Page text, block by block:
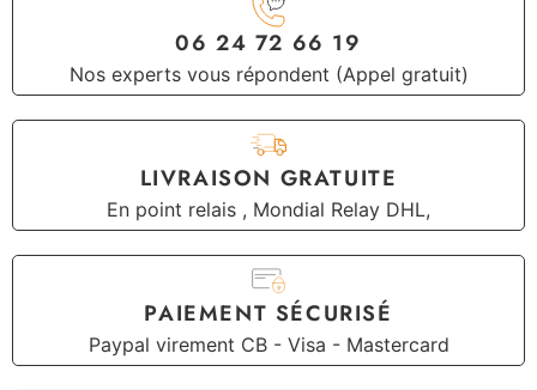
06 24 72 66 19
Nos experts vous répondent (Appel gratuit)
LIVRAISON GRATUITE
En point relais , Mondial Relay DHL,
PAIEMENT SÉCURISÉ
Paypal virement CB - Visa - Mastercard